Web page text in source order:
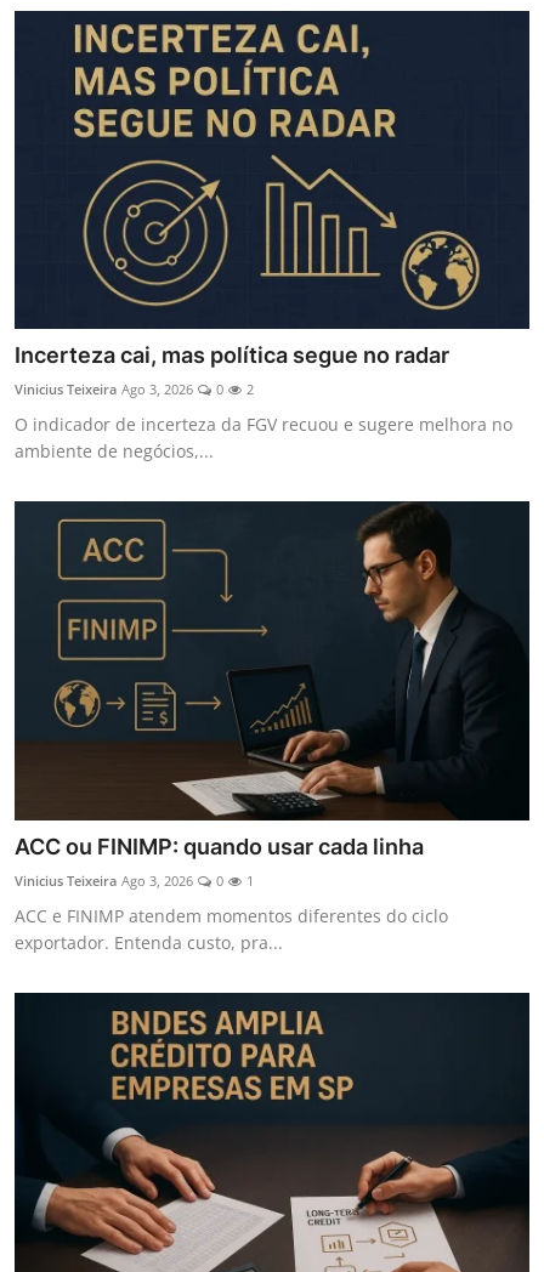
Incerteza cai, mas política segue no radar
Vinicius Teixeira Ago 3, 2026 0 2
O indicador de incerteza da FGV recuou e sugere melhora no
ambiente de negócios,...
ACC ou FINIMP: quando usar cada linha
Vinicius Teixeira Ago 3, 2026 0 1
ACC e FINIMP atendem momentos diferentes do ciclo
exportador. Entenda custo, pra...